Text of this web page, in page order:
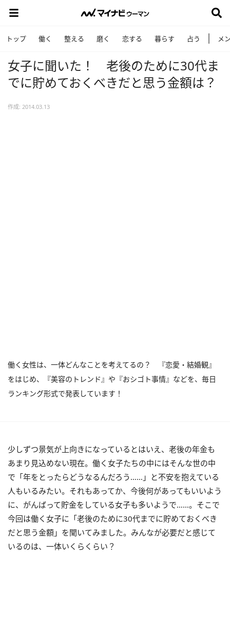
トップ 働く 整える 磨く 恋する 暮らす 占う メ
女子に聞いた！ 老後のために30代ま
でに貯めておくべきだと思う金額は？
作成: 2014.03.13
働く女性は、一体どんなことを考えてるの？ 『恋愛・結婚観』
をはじめ、『美容のトレンド』や『おシゴト事情』などを、毎日
ランキング形式で発表しています！
少しずつ景気が上向きになっているとはいえ、老後の年金も
あまり見込めない現在。働く女子たちの中にはそんな世の中
で「年をとったらどうなるんだろう……」と不安を抱えている
人もいるみたい。それもあってか、今後何があってもいいよう
に、がんばって貯金をしている女子も多いようで……。そこで
今回は働く女子に「老後のために30代までに貯めておくべき
だと思う金額」を聞いてみました。みんなが必要だと感じて
いるのは、一体いくらくらい？